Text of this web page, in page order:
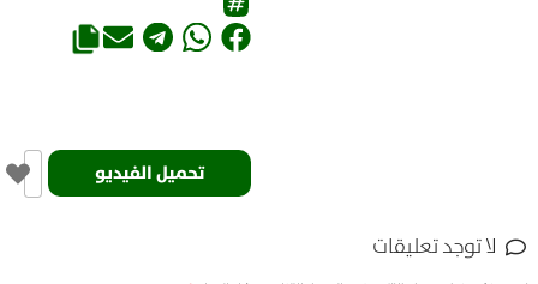
تحميل الفيديو
لا توجد تعليقات